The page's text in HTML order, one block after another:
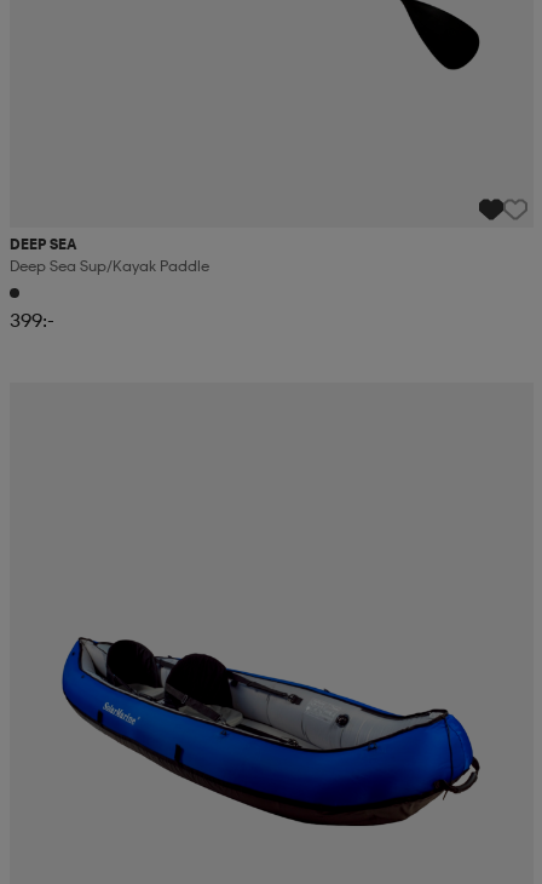
DEEP SEA
Deep Sea Sup/kayak Paddle
399:-